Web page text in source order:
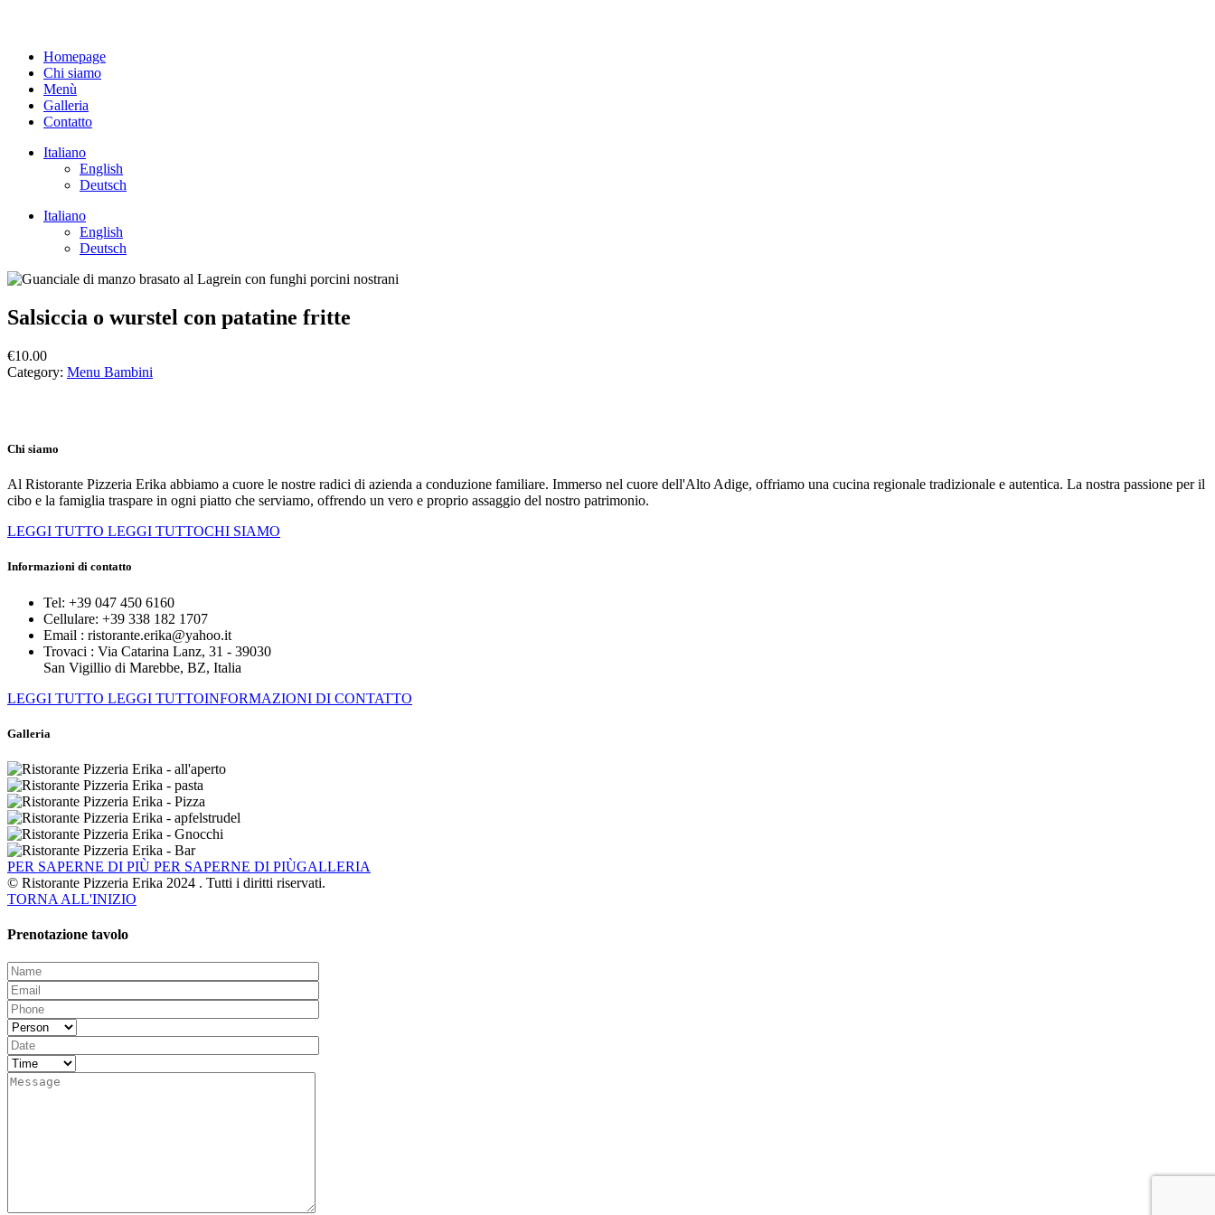
Homepage
Chi siamo
Menù
Galleria
Contatto
Italiano
English
Deutsch
Italiano
English
Deutsch
Salsiccia o wurstel con patatine fritte
€10.00
Category: Menu Bambini
Chi siamo
Al Ristorante Pizzeria Erika abbiamo a cuore le nostre radici di azienda a conduzione familiare. Immerso nel cuore dell'Alto Adige, offriamo una cucina regionale tradizionale e autentica. La nostra passione per il
cibo e la famiglia traspare in ogni piatto che serviamo, offrendo un vero e proprio assaggio del nostro patrimonio.
LEGGI TUTTO LEGGI TUTTOCHI SIAMO
Informazioni di contatto
Tel: +39 047 450 6160
Cellulare: +39 338 182 1707
Email : ristorante.erika@yahoo.it
Trovaci : Via Catarina Lanz, 31 - 39030
San Vigillio di Marebbe, BZ, Italia
LEGGI TUTTO LEGGI TUTTOINFORMAZIONI DI CONTATTO
Galleria
PER SAPERNE DI PIÙ PER SAPERNE DI PIÙGALLERIA
© Ristorante Pizzeria Erika 2024 . Tutti i diritti riservati.
TORNA ALL'INIZIO
Prenotazione tavolo